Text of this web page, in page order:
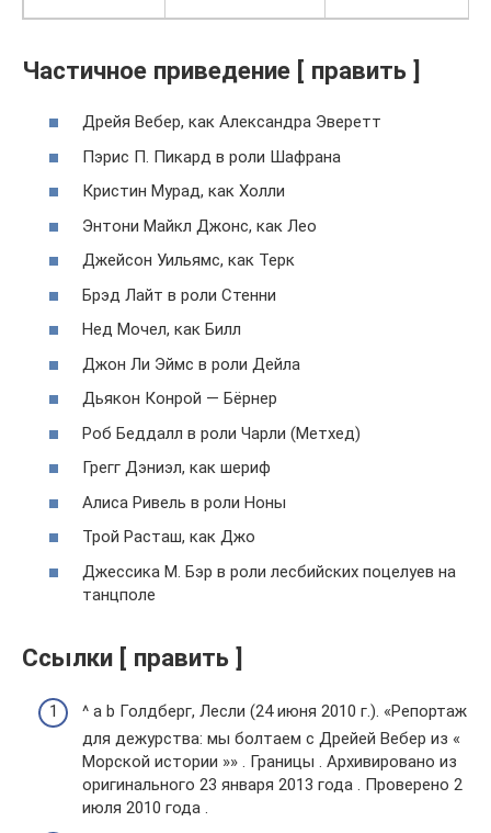
Частичное приведение [ править ]
Дрейя Вебер, как Александра Эверетт
Пэрис П. Пикард в роли Шафрана
Кристин Мурад, как Холли
Энтони Майкл Джонс, как Лео
Джейсон Уильямс, как Терк
Брэд Лайт в роли Стенни
Нед Мочел, как Билл
Джон Ли Эймс в роли Дейла
Дьякон Конрой — Бёрнер
Роб Беддалл в роли Чарли (Метхед)
Грегг Дэниэл, как шериф
Алиса Ривель в роли Ноны
Трой Расташ, как Джо
Джессика М. Бэр в роли лесбийских поцелуев на
танцполе
Ссылки [ править ]
^ a b Голдберг, Лесли (24 июня 2010 г.). «Репортаж
для дежурства: мы болтаем с Дрейей Вебер из «
Морской истории »» . Границы . Архивировано из
оригинального 23 января 2013 года . Проверено 2
июля 2010 года .